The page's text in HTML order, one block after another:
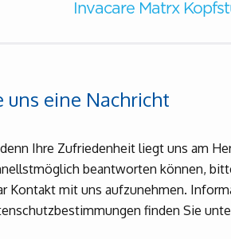
Invacare Matrx
uns eine Nachricht
Ihre Zufriedenheit liegt uns am
beantworten können,
Kontakt mit uns aufzunehmen.
finden Sie